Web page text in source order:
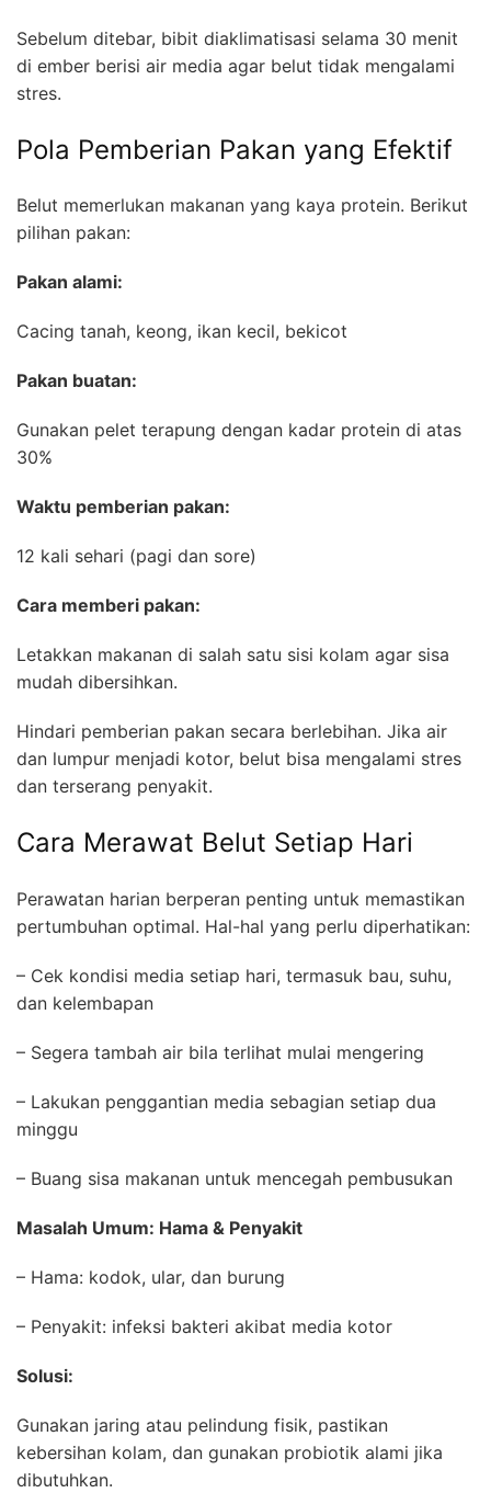
Sebelum ditebar, bibit diaklimatisasi selama 30 menit
di ember berisi air media agar belut tidak mengalami
stres.
Pola Pemberian Pakan yang Efektif
Belut memerlukan makanan yang kaya protein. Berikut
pilihan pakan:
Pakan alami:
Cacing tanah, keong, ikan kecil, bekicot
Pakan buatan:
Gunakan pelet terapung dengan kadar protein di atas
30%
Waktu pemberian pakan:
12 kali sehari (pagi dan sore)
Cara memberi pakan:
Letakkan makanan di salah satu sisi kolam agar sisa
mudah dibersihkan.
Hindari pemberian pakan secara berlebihan. Jika air
dan lumpur menjadi kotor, belut bisa mengalami stres
dan terserang penyakit.
Cara Merawat Belut Setiap Hari
Perawatan harian berperan penting untuk memastikan
pertumbuhan optimal. Hal-hal yang perlu diperhatikan:
– Cek kondisi media setiap hari, termasuk bau, suhu,
dan kelembapan
– Segera tambah air bila terlihat mulai mengering
– Lakukan penggantian media sebagian setiap dua
minggu
– Buang sisa makanan untuk mencegah pembusukan
Masalah Umum: Hama & Penyakit
– Hama: kodok, ular, dan burung
– Penyakit: infeksi bakteri akibat media kotor
Solusi:
Gunakan jaring atau pelindung fisik, pastikan
kebersihan kolam, dan gunakan probiotik alami jika
dibutuhkan.